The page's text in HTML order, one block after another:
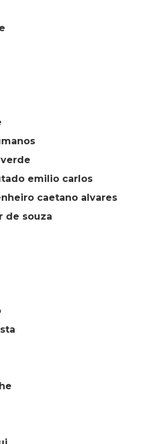
verde
emilio carlos
caetano alvares
de souza